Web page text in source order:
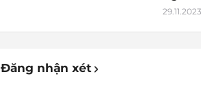
29.11.2023
Đăng nhận xét